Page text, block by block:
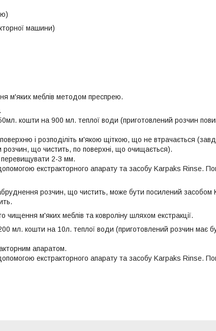
машини)
м'яких меблів методом преспрею.
кошти на 900 мл. теплої води (приготовлений розчин
і розподіліть м'якою щіткою, що не втрачається
розчин, що чистить, по поверхні, що очищається).
перевищувати 2-3 мм.
екстракторного апарату та засобу Karpaks Rinse.
розчин, що чистить, може бути посилений засобом
чищення м'яких меблів та ковроліну шляхом екстракції.
мл. кошти на 10л. теплої води (приготовлений розчин має
апаратом.
екстракторного апарату та засобу Karpaks Rinse.